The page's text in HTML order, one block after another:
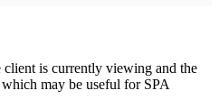
client is currently viewing and the
may be useful for SPA